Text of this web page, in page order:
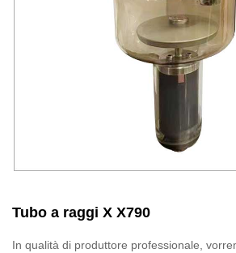
Tubo a raggi X X790
In qualità di produttore professionale,